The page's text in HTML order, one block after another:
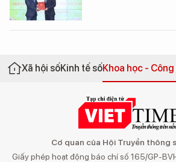
Xã hội sốKinh tế sốKhoa học -
Cơ quan của Hội Truyền thông
Giấy phép hoạt động báo chí số 165/GP-